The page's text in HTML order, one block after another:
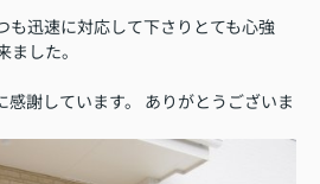
も迅速に対応して下さりとても心強
した。
感謝しています。 ありがとうございま